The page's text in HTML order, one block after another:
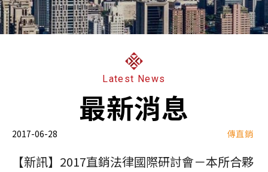
Latest News
最新消息
2017-06-28 傳直銷
【新訊】2017直銷法律國際研討會－本所合夥